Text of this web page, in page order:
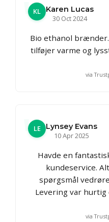
KL
Karen Lucas
30 Oct 2024
Bio ethanol
tilføjer varme og
via
LE
Lynsey Evans
10 Apr 2025
Havde en
kundeservice.
spørgsmål
Levering var hurtig
via